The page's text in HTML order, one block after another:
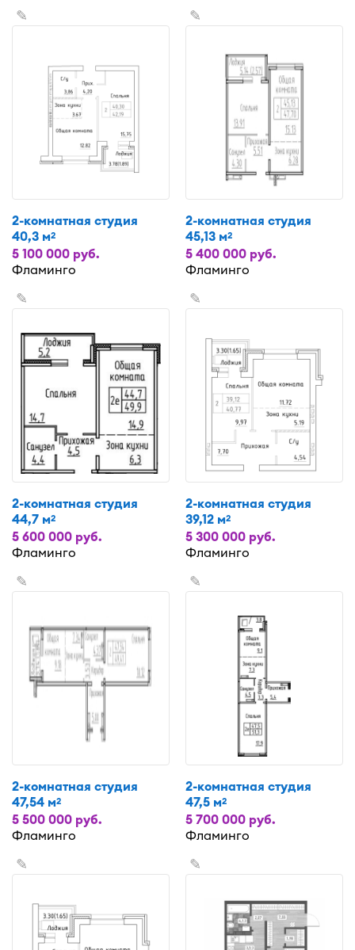
✎
2-комнатная студия
40,3 м2
5 100 000 руб.
Фламинго
✎
2-комнатная студия
45,13 м2
5 400 000 руб.
Фламинго
✎
2-комнатная студия
44,7 м2
5 600 000 руб.
Фламинго
✎
2-комнатная студия
39,12 м2
5 300 000 руб.
Фламинго
✎
2-комнатная студия
47,54 м2
5 500 000 руб.
Фламинго
✎
2-комнатная студия
47,5 м2
5 700 000 руб.
Фламинго
✎ ✎